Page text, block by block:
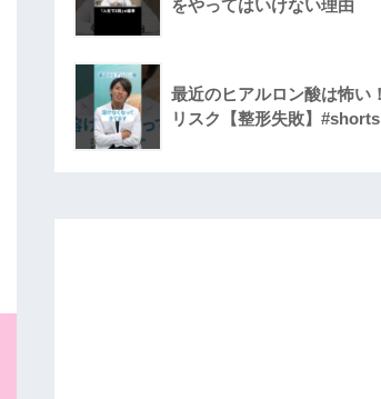
をやってはいけない理由
最近のヒアルロン酸は怖い
リスク【整形失敗】#shorts